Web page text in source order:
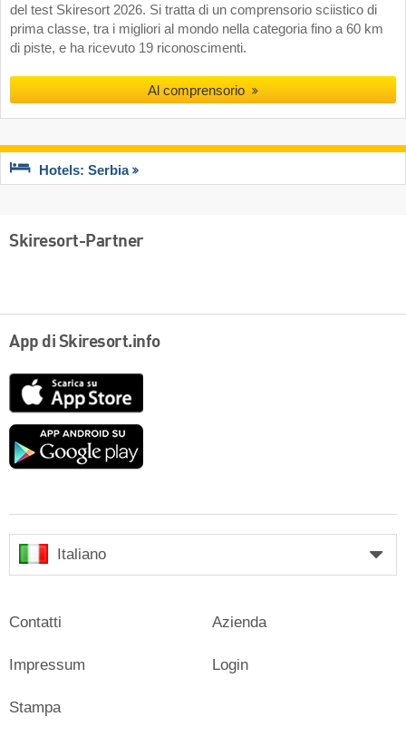
del test Skiresort 2026. Si tratta di un comprensorio sciistico di
prima classe, tra i migliori al mondo nella categoria fino a 60 km
di piste, e ha ricevuto 19 riconoscimenti.
Al comprensorio
Hotels: Serbia
Skiresort-Partner
App di Skiresort.info
Google
Italiano
Contatti
Impressum
Stampa
Azienda
Login